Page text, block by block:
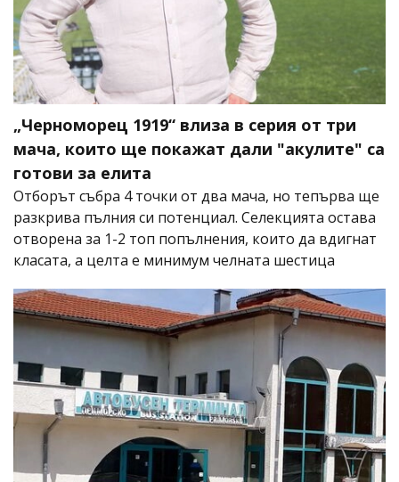
„Черноморец 1919“ влиза в серия от три
мача, които ще покажат дали "акулите" са
готови за елита
Отборът събра 4 точки от два мача, но тепърва ще
разкрива пълния си потенциал. Селекцията остава
отворена за 1-2 топ попълнения, които да вдигнат
класата, а целта е минимум челната шестица